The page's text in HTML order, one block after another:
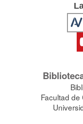
Facultad